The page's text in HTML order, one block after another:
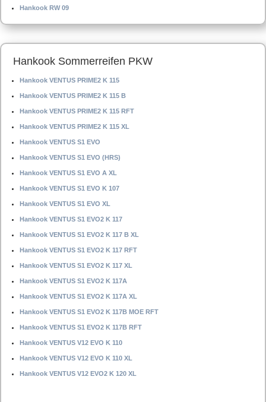
Hankook RW 09
Hankook Sommerreifen PKW
Hankook VENTUS PRIME2 K 115
Hankook VENTUS PRIME2 K 115 B
Hankook VENTUS PRIME2 K 115 RFT
Hankook VENTUS PRIME2 K 115 XL
Hankook VENTUS S1 EVO
Hankook VENTUS S1 EVO (HRS)
Hankook VENTUS S1 EVO A XL
Hankook VENTUS S1 EVO K 107
Hankook VENTUS S1 EVO XL
Hankook VENTUS S1 EVO2 K 117
Hankook VENTUS S1 EVO2 K 117 B XL
Hankook VENTUS S1 EVO2 K 117 RFT
Hankook VENTUS S1 EVO2 K 117 XL
Hankook VENTUS S1 EVO2 K 117A
Hankook VENTUS S1 EVO2 K 117A XL
Hankook VENTUS S1 EVO2 K 117B MOE RFT
Hankook VENTUS S1 EVO2 K 117B RFT
Hankook VENTUS V12 EVO K 110
Hankook VENTUS V12 EVO K 110 XL
Hankook VENTUS V12 EVO2 K 120 XL